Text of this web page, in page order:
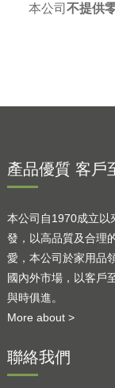
本公司 不提供
產品優質 客戶
本公司自1970成立以
發，以高品質及合理
愛，本公司於家用品
國內外市場，以客戶
與時俱進。
More about >
聯絡我們